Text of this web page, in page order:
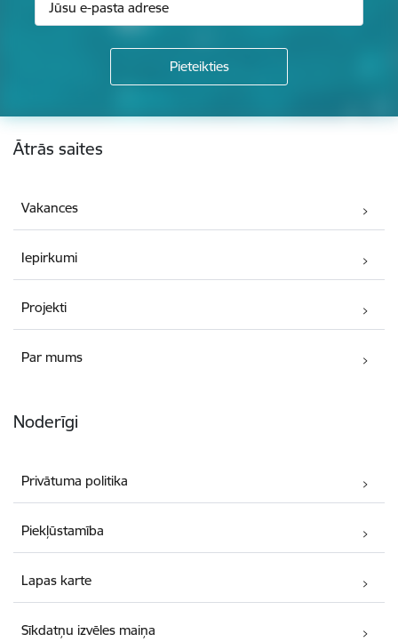
Kājene
Ātrās saites
Vakances
Iepirkumi
Projekti
Par mums
Noderīgi
Privātuma politika
Piekļūstamība
Lapas karte
Sīkdatņu izvēles maiņa